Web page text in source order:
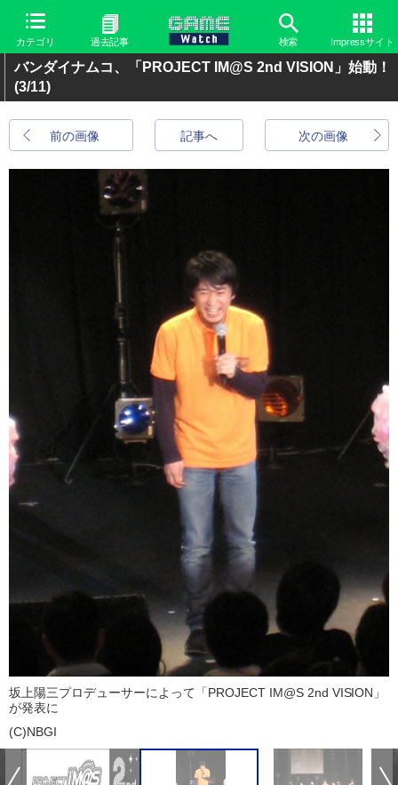
カテゴリ 過去記事 検索 Impressサイト
バンダイナムコ、「PROJECT IM@S 2nd VISION」始動！
(3/11)
前の画像 次の画像
記事へ
坂上陽三プロデューサーによって「PROJECT IM@S 2nd VISION」
が発表に
(C)NBGI